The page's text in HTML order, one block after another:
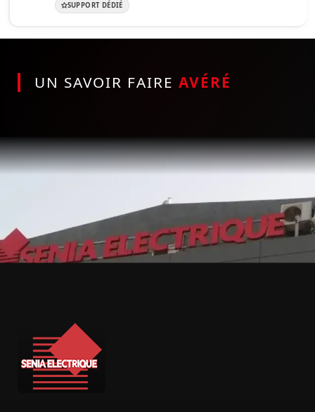
SUPPORT DÉDIÉ
UN SAVOIR FAIRE AVÉRÉ